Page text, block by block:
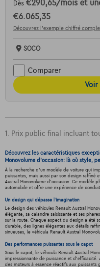
Dès €290,65/mois et
€6.065,35
Découvrez l’exemple chiffré
SOCO
Comparer
Voir
1. Prix public final incluant
Découvrez les caractéristiques
Monovolume d'occasion: là où style,
À la recherche d'un modèle de voiture qui
puissantes, mais aussi par son design raffiné
Austral Monovolume d'occasion. Ce modèle
automobile et offre une expérience de
Un design qui dépasse l'imagination
Le design des véhicules Renault Austral
élégante, sa calandre saisissante et ses
sur la route. Chaque aspect du design a été
durable, des lignes élégantes aux détails
sinueuses, le véhicula Renault Austral
Des performances puissantes sous le capot
Sous le capot, le véhicula Renault Austral
impressionnante de puissance et
des moteurs à essence réactifs aux